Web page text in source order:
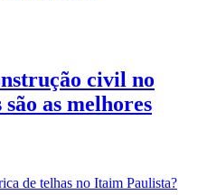
civil no
as melhores